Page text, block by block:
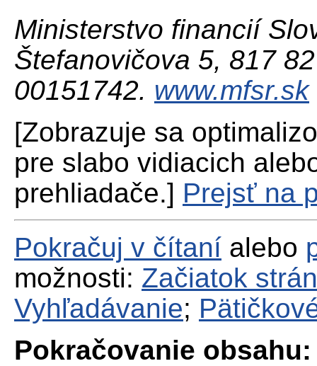
Ministerstvo financií
Štefanovičova 5, 817
00151742. www.mfsr.sk
[Zobrazuje sa
pre slabo vidiacich
prehliadače.] Prejsť na
Pokračuj v čítaní alebo
možnosti: Začiatok
Vyhľadávanie;
Pokračovanie obsahu: